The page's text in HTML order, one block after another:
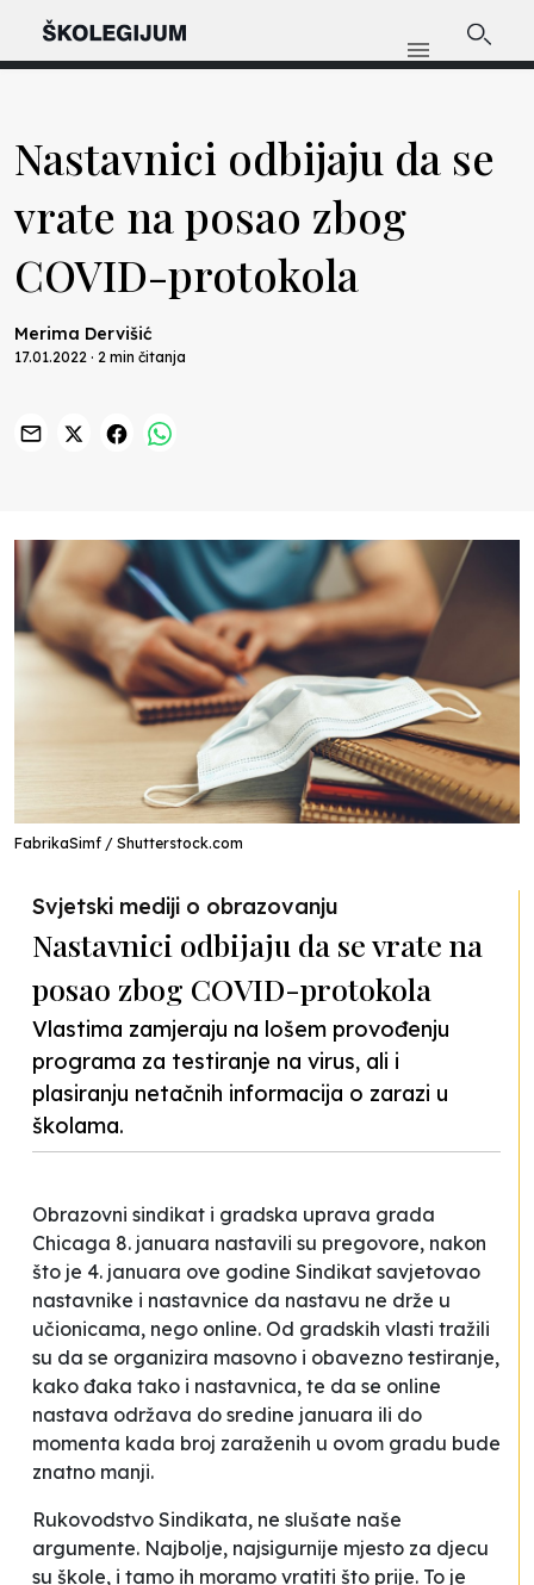
Nastavnici odbijaju da se
vrate na posao zbog
COVID-protokola
Merima Dervišić
17.01.2022 · 2 min čitanja
FabrikaSimf / Shutterstock.com
Svjetski mediji o obrazovanju
Nastavnici odbijaju da se vrate na
posao zbog COVID-protokola
Vlastima zamjeraju na lošem provođenju
programa za testiranje na virus, ali i
plasiranju netačnih informacija o zarazi u
školama.
Obrazovni sindikat i gradska uprava grada
Chicaga 8. januara nastavili su pregovore, nakon
što je 4. januara ove godine Sindikat savjetovao
nastavnike i nastavnice da nastavu ne drže u
učionicama, nego online. Od gradskih vlasti tražili
su da se organizira masovno i obavezno testiranje,
kako đaka tako i nastavnica, te da se online
nastava održava do sredine januara ili do
momenta kada broj zaraženih u ovom gradu bude
znatno manji.
Rukovodstvo Sindikata, ne slušate naše
argumente. Najbolje, najsigurnije mjesto za djecu
su škole, i tamo ih moramo vratiti što prije. To je